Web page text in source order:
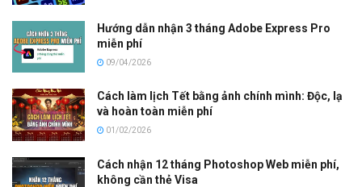
Hướng dẫn nhận 3 tháng Adobe Express Pro
miễn phí
09/04/2026
Cách làm lịch Tết bằng ảnh chính mình: Độc, lạ
và hoàn toàn miễn phí
01/02/2026
Cách nhận 12 tháng Photoshop Web miễn phí,
không cần thẻ Visa